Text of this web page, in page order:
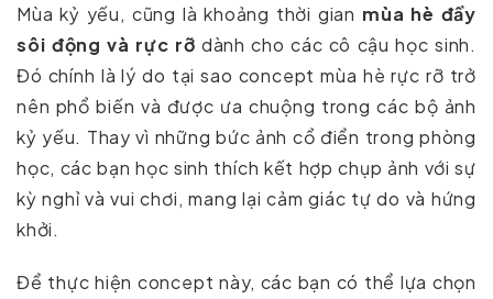
Mùa kỷ yếu, cũng là khoảng thời gian mùa hè đầy
sôi động và rực rỡ dành cho các cô cậu học sinh.
Đó chính là lý do tại sao concept mùa hè rực rỡ trở
nên phổ biến và được ưa chuộng trong các bộ ảnh
kỷ yếu. Thay vì những bức ảnh cổ điển trong phòng
học, các bạn học sinh thích kết hợp chụp ảnh với sự
kỳ nghỉ và vui chơi, mang lại cảm giác tự do và hứng
khởi.
Để thực hiện concept này, các bạn có thể lựa chọn